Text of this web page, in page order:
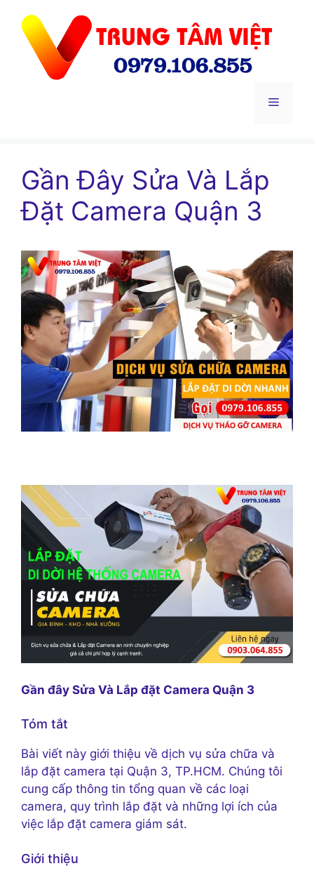
Menu
Gần Đây Sửa Và Lắp
Đặt Camera Quận 3
Gần đây Sửa Và Lắp đặt Camera Quận 3
Tóm tắt
Bài viết này giới thiệu về dịch vụ sửa chữa và
lắp đặt camera tại Quận 3, TP.HCM. Chúng tôi
cung cấp thông tin tổng quan về các loại
camera, quy trình lắp đặt và những lợi ích của
việc lắp đặt camera giám sát.
Giới thiệu